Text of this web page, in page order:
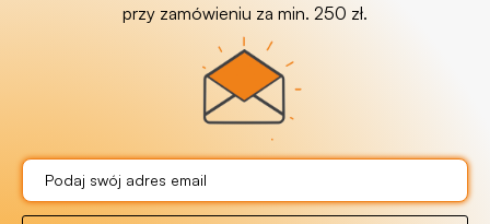
przy zamówieniu za min. 250 zł.